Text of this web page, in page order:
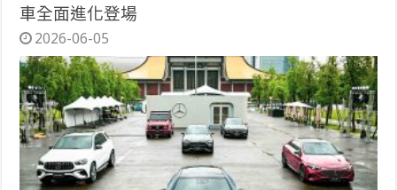
車全面進化登場
2026-06-05